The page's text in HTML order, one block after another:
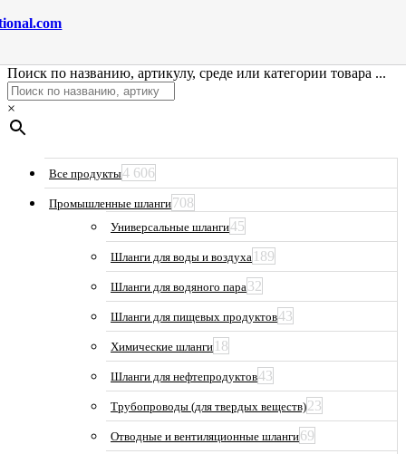
Поиск по названию, артикулу, среде или категории товара ...
×
Все продукты4 606
Промышленные шланги708
Универсальные шланги45
Шланги для воды и воздуха 189
Шланги для водяного пара32
Шланги для пищевых продуктов43
Химические шланги 18
Шланги для нефтепродуктов43
Трубопроводы (для твердых веществ)23
Отводные и вентиляционные шланги69